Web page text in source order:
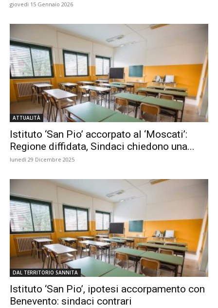
giovedì 15 Gennaio 2026
ATTUALITÀ
Istituto ‘San Pio’ accorpato al ‘Moscati’:
Regione diffidata, Sindaci chiedono una...
lunedì 29 Dicembre 2025
DAL TERRITORIO SANNITA
Istituto ‘San Pio’, ipotesi accorpamento con
Benevento: sindaci contrari